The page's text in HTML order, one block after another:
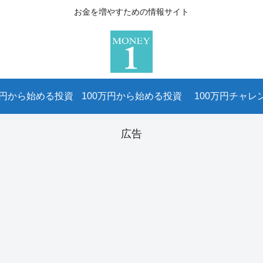
お金を増やすための情報サイト
から始める投資 100万円から始める投資 100万円チャレ
広告